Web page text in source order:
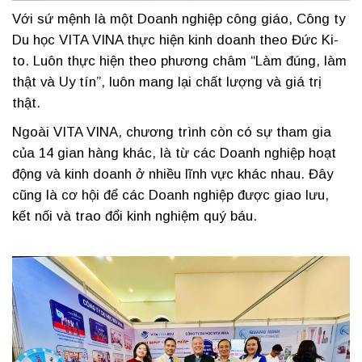
Với sứ mệnh là một Doanh nghiệp công giáo, Công ty
Du học VITA VINA thực hiện kinh doanh theo Đức Ki-
to. Luôn thực hiện theo phương châm “Làm đúng, làm
thật và Uy tín”, luôn mang lại chất lượng và giá trị
thật.
Ngoài VITA VINA, chương trình còn có sự tham gia
của 14 gian hàng khác, là từ các Doanh nghiệp hoạt
động và kinh doanh ở nhiều lĩnh vực khác nhau. Đây
cũng là cơ hội để các Doanh nghiệp được giao lưu,
kết nối và trao đổi kinh nghiệm quý báu.